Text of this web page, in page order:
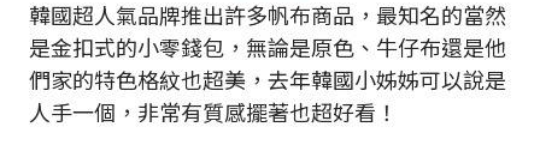
韓國超人氣品牌推出許多帆布商品，最知名的當然
是金扣式的小零錢包，無論是原色、牛仔布還是他
們家的特色格紋也超美，去年韓國小姊姊可以說是
人手一個，非常有質感擺著也超好看！